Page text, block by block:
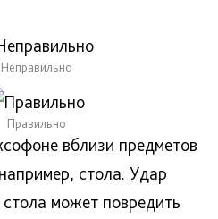
Неправильно
Правильно
вблизи предметов
стола. Удар
может повредить